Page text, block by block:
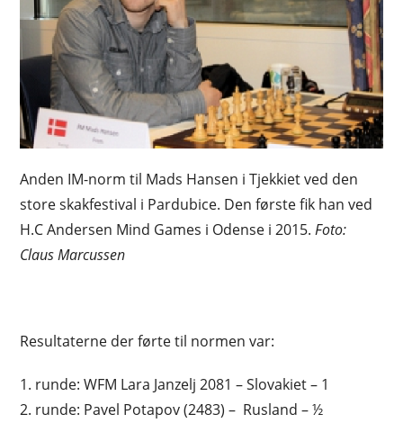
Anden IM-norm til Mads Hansen i Tjekkiet ved den
store skakfestival i Pardubice. Den første fik han ved
H.C Andersen Mind Games i Odense i 2015.Foto:
Claus Marcussen
Resultaterne der førte til normen var:
1. runde: WFM Lara Janzelj 2081 – Slovakiet – 1
2. runde: Pavel Potapov (2483) – Rusland – ½